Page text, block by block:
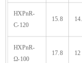
HXPnR-
C-120
15.8
HXPnR-
Ω-100
17.8 12